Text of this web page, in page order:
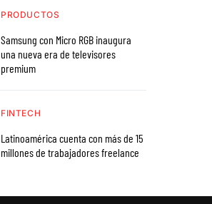
PRODUCTOS
Samsung con Micro RGB inaugura
una nueva era de televisores
premium
FINTECH
Latinoamérica cuenta con más de 15
millones de trabajadores freelance